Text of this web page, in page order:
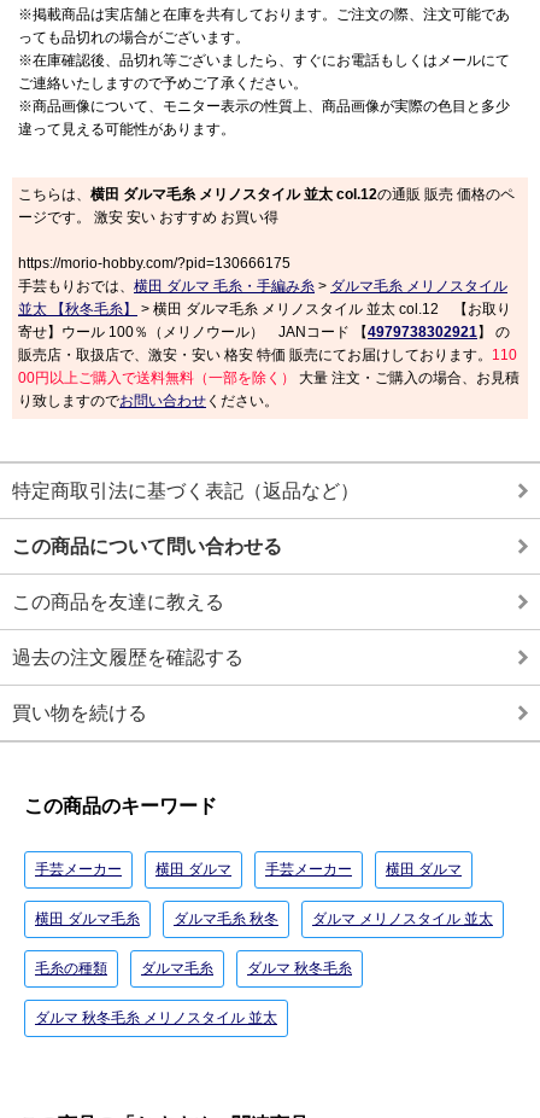
※掲載商品は実店舗と在庫を共有しております。ご注文の際、注文可能であ
っても品切れの場合がございます。
※在庫確認後、品切れ等ございましたら、すぐにお電話もしくはメールにて
ご連絡いたしますので予めご了承ください。
※商品画像について、モニター表示の性質上、商品画像が実際の色目と多少
違って見える可能性があります。
こちらは、 横田 ダルマ毛糸 メリノスタイル 並太 col.12の通販 販売 価格のペ
ージです。 激安 安い おすすめ お買い得
https://morio-hobby.com/?pid=130666175
手芸もりおでは、 横田 ダルマ 毛糸・手編み糸 > ダルマ毛糸 メリノスタイル
並太 【秋冬毛糸】
> 横田 ダルマ毛糸 メリノスタイル 並太 col.12 【お取り
寄せ】ウール 100％（メリノウール） JANコード 【4979738302921】 の
販売店・取扱店で、激安・安い 格安 特価 販売にてお届けしております。 110
00円以上ご購入で送料無料（一部を除く）
大量 注文・ご購入の場合、お見積
り致しますのでお問い合わせ ください。
特定商取引法に基づく表記（返品など）
この商品について問い合わせる
この商品を友達に教える
過去の注文履歴を確認する
買い物を続ける
この商品のキーワード
手芸メーカー 横田 ダルマ 手芸メーカー 横田 ダルマ
横田 ダルマ毛糸 ダルマ毛糸 秋冬 ダルマ メリノスタイル 並太
毛糸の種類 ダルマ毛糸 ダルマ 秋冬毛糸
ダルマ 秋冬毛糸 メリノスタイル 並太